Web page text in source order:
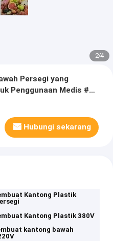
2/4
Persegi yang
Penggunaan Medis #
Bawah Persegi 380V
Hubungi sekarang
Kantong Plastik
Kantong Plastik 380V
kantong bawah